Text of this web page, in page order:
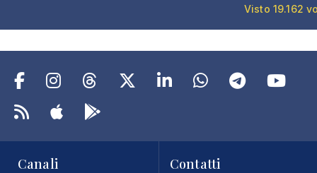
Visto 19.162
Canali Contatti